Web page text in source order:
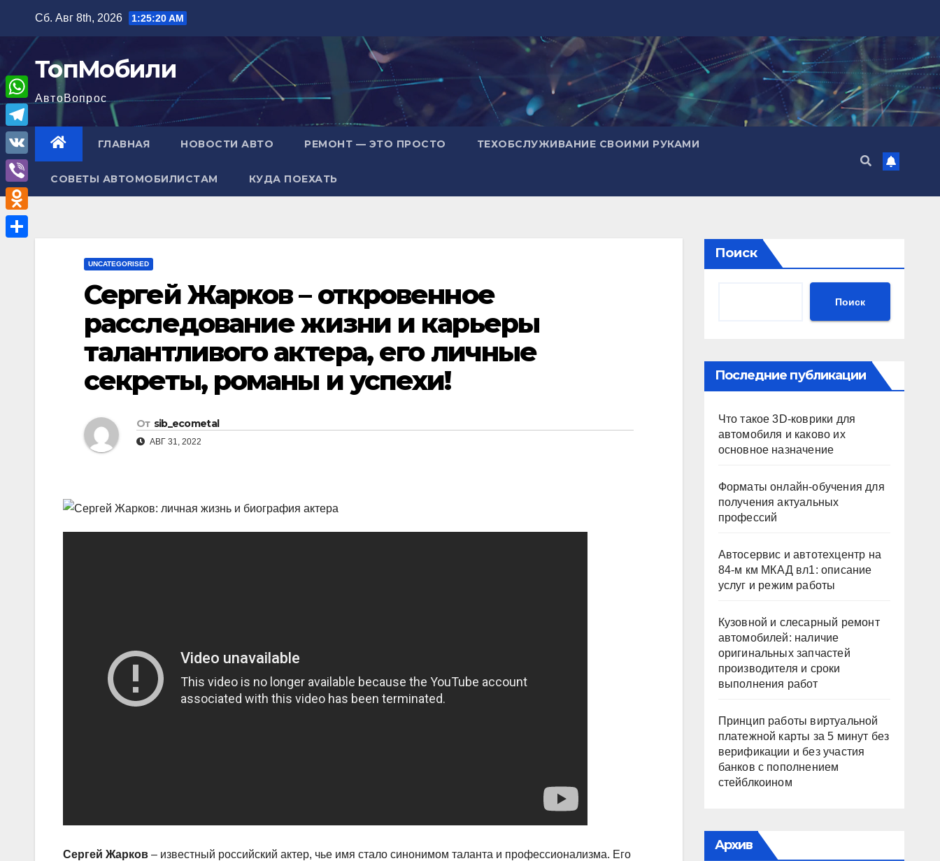
содержимому
Сб. Авг 8th, 2026 1:25:21 AM
ТопМобили
АвтоВопрос
ГЛАВНАЯ НОВОСТИ АВТО РЕМОНТ — ЭТО ПРОСТО ТЕХОБСЛУЖИВАНИЕ СВОИМИ РУКАМИ
СОВЕТЫ АВТОМОБИЛИСТАМ КУДА ПОЕХАТЬ
UNCATEGORISED
Сергей Жарков – откровенное
расследование жизни и карьеры
талантливого актера, его личные
секреты, романы и успехи!
От sib_ecometal
АВГ 31, 2022
Сергей Жарков – известный российский актер, чье имя стало синонимом таланта и профессионализма. Его
Поиск
Поиск
Последние публикации
Что такое 3D-коврики для
автомобиля и каково их
основное назначение
Форматы онлайн-обучения для
получения актуальных
профессий
Автосервис и автотехцентр на
84-м км МКАД вл1: описание
услуг и режим работы
Кузовной и слесарный ремонт
автомобилей: наличие
оригинальных запчастей
производителя и сроки
выполнения работ
Принцип работы виртуальной
платежной карты за 5 минут без
верификации и без участия
банков с пополнением
стейблкоином
Архив
W
h
a
A
T
e
l
e
g
V
K
V
i
b
O